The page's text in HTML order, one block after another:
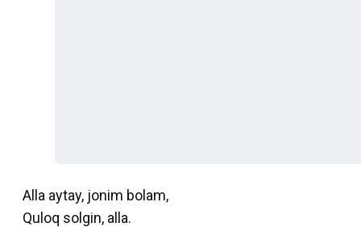
Alla aytay, jonim bolam,
Quloq solgin, alla.